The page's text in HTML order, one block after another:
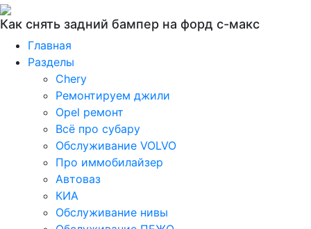
Как снять задний бампер на форд с-макс
Главная
Разделы
Chery
Ремонтируем джили
Opel ремонт
Всё про субару
Обслуживание VOLVO
Про иммобилайзер
Автоваз
КИА
Обслуживание нивы